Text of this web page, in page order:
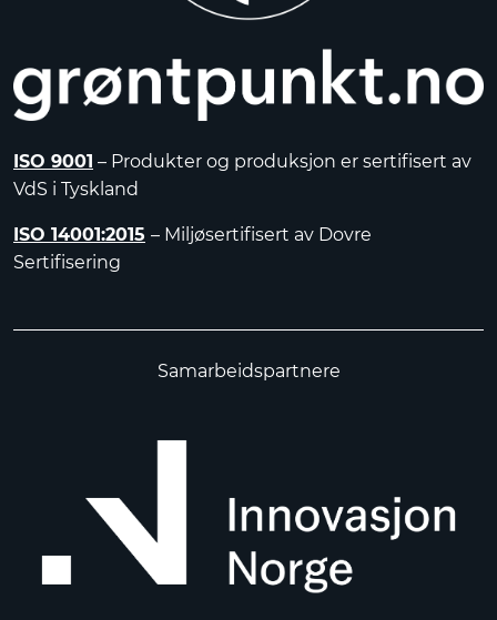
ISO 9001 – Produkter og produksjon er sertifisert av
VdS i Tyskland
ISO 14001:2015 – Miljøsertifisert av Dovre
Sertifisering
Samarbeidspartnere